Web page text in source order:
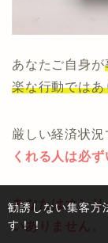
あなたご自身が
楽な行動ではあ
厳しい経済状況
くれる人は必ず
あなたはオンリ
いありません
勧誘しない集客方
す！！